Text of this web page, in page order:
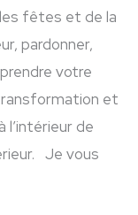
fêtes et de la
pardonner,
votre
et
l’intérieur de
Je vous